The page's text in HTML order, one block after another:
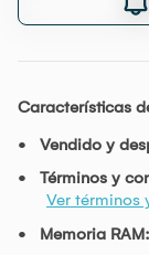
Características
Vendido y
Términos y
Ver términos
Memoria RAM: